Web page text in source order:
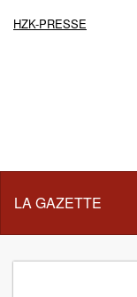
HZK-PRESSE
LA GAZETTE